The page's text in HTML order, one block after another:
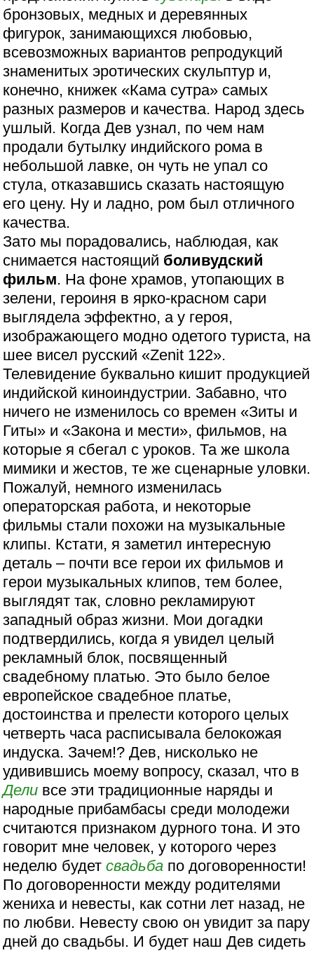
бронзовых, медных и деревянных
фигурок, занимающихся любовью,
всевозможных вариантов репродукций
знаменитых эротических скульптур и,
конечно, книжек «Кама сутра» самых
разных размеров и качества. Народ здесь
ушлый. Когда Дев узнал, по чем нам
продали бутылку индийского рома в
небольшой лавке, он чуть не упал со
стула, отказавшись сказать настоящую
его цену. Ну и ладно, ром был отличного
качества.
Зато мы порадовались, наблюдая, как
снимается настоящий боливудский
фильм. На фоне храмов, утопающих в
зелени, героиня в ярко-красном сари
выглядела эффектно, а у героя,
изображающего модно одетого туриста, на
шее висел русский «Zenit 122».
Телевидение буквально кишит продукцией
индийской киноиндустрии. Забавно, что
ничего не изменилось со времен «Зиты и
Гиты» и «Закона и мести», фильмов, на
которые я сбегал с уроков. Та же школа
мимики и жестов, те же сценарные уловки.
Пожалуй, немного изменилась
операторская работа, и некоторые
фильмы стали похожи на музыкальные
клипы. Кстати, я заметил интересную
деталь – почти все герои их фильмов и
герои музыкальных клипов, тем более,
выглядят так, словно рекламируют
западный образ жизни. Мои догадки
подтвердились, когда я увидел целый
рекламный блок, посвященный
свадебному платью. Это было белое
европейское свадебное платье,
достоинства и прелести которого целых
четверть часа расписывала белокожая
индуска. Зачем!? Дев, нисколько не
удивившись моему вопросу, сказал, что в
Дели все эти традиционные наряды и
народные прибамбасы среди молодежи
считаются признаком дурного тона. И это
говорит мне человек, у которого через
неделю будетсвадьба по договоренности!
По договоренности между родителями
жениха и невесты, как сотни лет назад, не
по любви. Невесту свою он увидит за пару
дней до свадьбы. И будет наш Дев сидеть